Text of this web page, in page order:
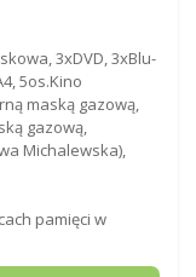
3xDVD, 3xBlu-
5os.Kino
maską gazową,
gazową,
Michalewska),
pamięci w